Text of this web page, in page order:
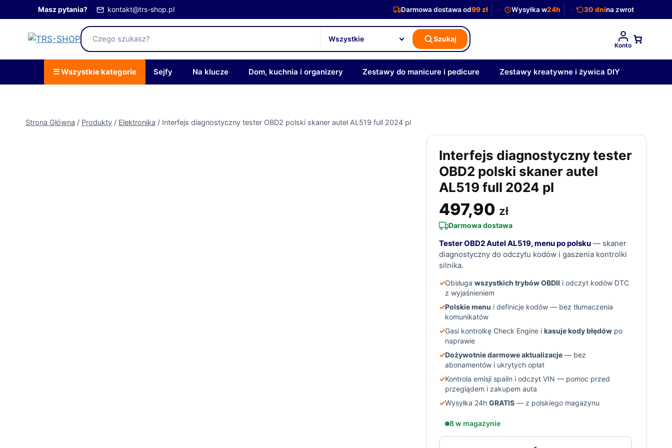
do
Masz pytania? kontakt@trs-shop.pl Darmowa dostawa od99 zł Wysyłka w24h 30 dnina zwrot
Szukaj
Konto
☰ Wszystkie kategorie Sejfy Na klucze Dom, kuchnia i organizery Zestawy do manicure i pedicure Zestawy kreatywne i żywica DIY
Strona Główna / Produkty / Elektronika / Interfejs diagnostyczny tester OBD2 polski skaner autel AL519 full 2024 pl
Interfejs diagnostyczny tester
OBD2 polski skaner autel
AL519 full 2024 pl
497,90 zł
Darmowa dostawa
Tester OBD2 Autel AL519, menu po polsku — skaner
diagnostyczny do odczytu kodów i gaszenia kontrolki
silnika.
✓Obsługa wszystkich trybów OBDII i odczyt kodów DTC
z wyjaśnieniem
✓Polskie menu i definicje kodów — bez tłumaczenia
komunikatów
✓Gasi kontrolkę Check Engine i kasuje kody błędów po
naprawie
✓Dożywotnie darmowe aktualizacje — bez
abonamentów i ukrytych opłat
✓Kontrola emisji spalin i odczyt VIN — pomoc przed
przeglądem i zakupem auta
✓Wysyłka 24h GRATIS — z polskiego magazynu
8 w magazynie